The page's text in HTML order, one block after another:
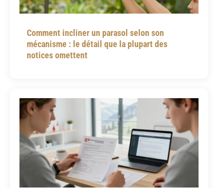
Comment incliner un parasol selon son
mécanisme : le détail que la plupart des
notices omettent